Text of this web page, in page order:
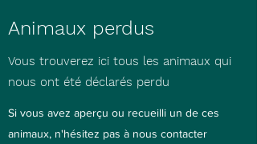
Animaux perdus
Vous trouverez ici tous les animaux qui
nous ont été déclarés perdu
Si vous avez aperçu ou recueilli un de ces
animaux, n'hésitez pas à nous contacter